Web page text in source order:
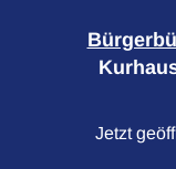
Klicken,
Jetzt